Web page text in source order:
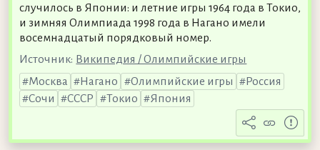
случилось в Японии: и летние игры 1964 года в Токио,
и зимняя Олимпиада 1998 года в Нагано имели
восемнадцатый порядковый номер.
Источник: Википедия / Олимпийские игры
Москва
Нагано Олимпийские игры
Россия
Сочи
СССР Токио Япония